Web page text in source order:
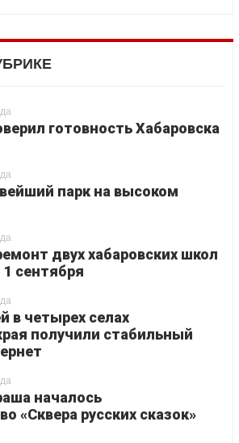
готовность Хабаровска
парк на высоком
двух хабаровских школ
сентября
в четырех селах
получили стабильный
началось
«Сквера русских сказок»